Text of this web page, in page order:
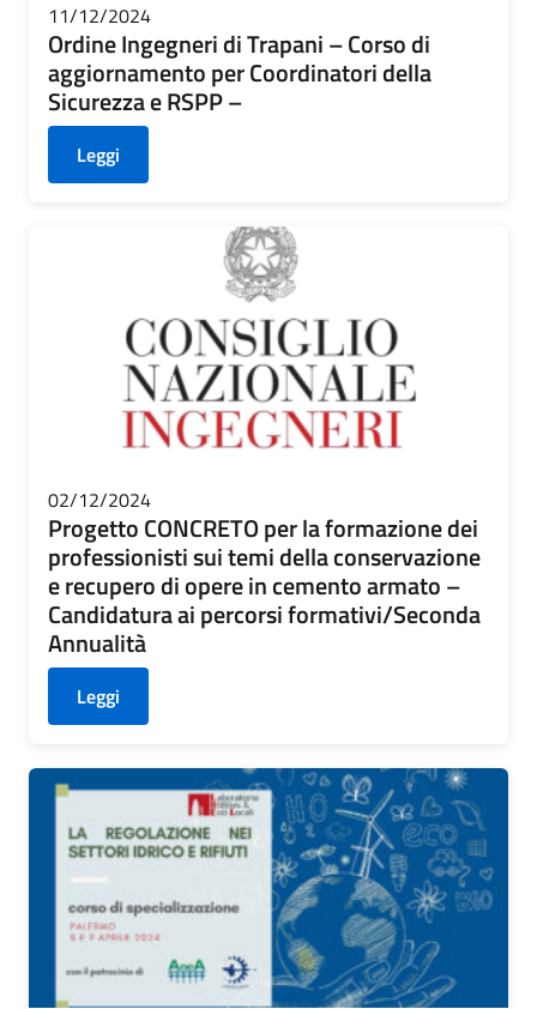
11/12/2024
Ordine Ingegneri di Trapani – Corso di
aggiornamento per Coordinatori della
Sicurezza e RSPP –
Leggi
02/12/2024
Progetto CONCRETO per la formazione dei
professionisti sui temi della conservazione
e recupero di opere in cemento armato –
Candidatura ai percorsi formativi/Seconda
Annualità
Leggi